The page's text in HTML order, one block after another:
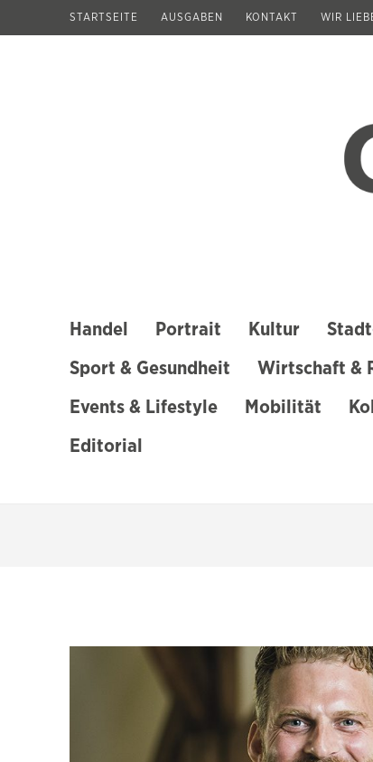
STARTSEITE AUSGABEN KONTAKT WIR
Handel Portrait Kultur
Sport & Gesundheit Wirtschaft &
Events & Lifestyle Mobilität
Editorial